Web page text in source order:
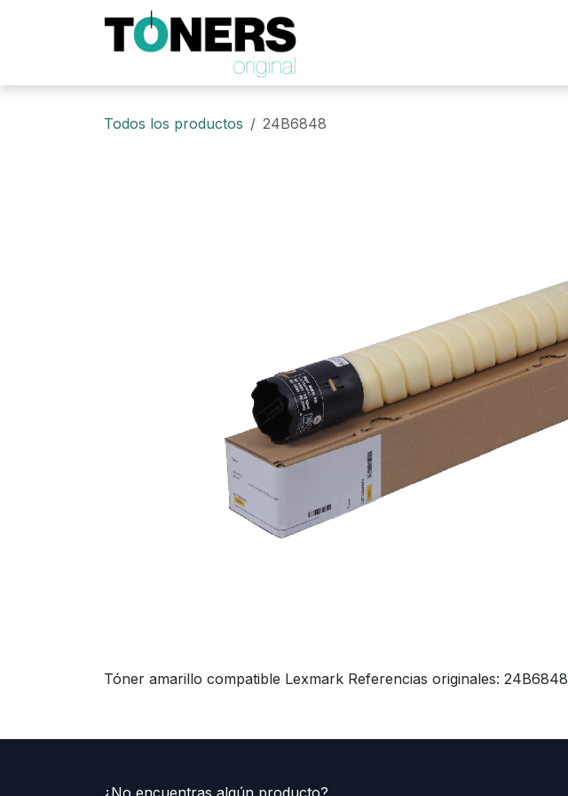
Todos los productos 24B6848
Tóner amarillo compatible Lexmark Referencias originales: 24B6848
¿No encuentras algún producto?